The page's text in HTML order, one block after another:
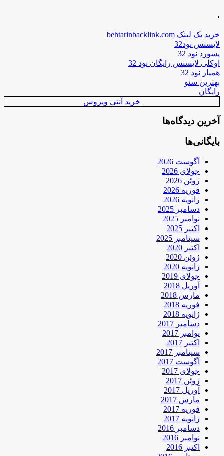
.
خرید بک لینک behtarinbacklink.com
لایسنس نود32
پسورد نود 32
اوکلی لایسنس رایگان نود 32
همیار نود 32
بهترین سئو
رایگان
خرید آنتی ویروس
آخرین دیدگاه‌ها
بایگانی‌ها
آگوست 2026
جولای 2026
ژوئن 2026
فوریه 2026
ژانویه 2026
دسامبر 2025
نوامبر 2025
اکتبر 2025
سپتامبر 2025
اکتبر 2020
ژوئن 2020
ژانویه 2020
جولای 2019
آوریل 2018
مارس 2018
فوریه 2018
ژانویه 2018
دسامبر 2017
نوامبر 2017
اکتبر 2017
سپتامبر 2017
آگوست 2017
جولای 2017
ژوئن 2017
آوریل 2017
مارس 2017
فوریه 2017
ژانویه 2017
دسامبر 2016
نوامبر 2016
اکتبر 2016